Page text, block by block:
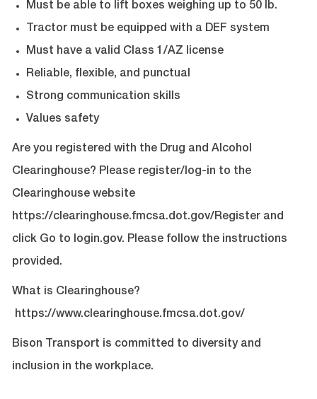
Must be able to lift boxes weighing up to 50 lb.
Tractor must be equipped with a DEF system
Must have a valid Class 1/AZ license
Reliable, flexible, and punctual
Strong communication skills
Values safety
Are you registered with the Drug and Alcohol
Clearinghouse? Please register/log-in to the
Clearinghouse website
https://clearinghouse.fmcsa.dot.gov/Registerand
click Go to login.gov. Please follow the instructions
provided.
What is Clearinghouse?
https://www.clearinghouse.fmcsa.dot.gov/
Bison Transport is committed to diversity and
inclusion in the workplace.